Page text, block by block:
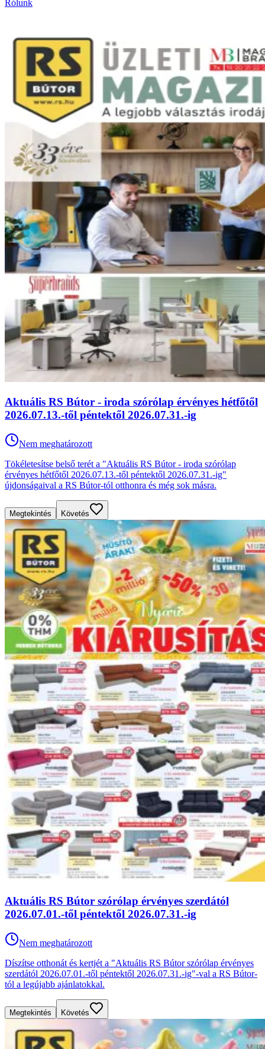
Rólunk
Aktuális RS Bútor - iroda szórólap érvényes hétfőtől
2026.07.13.-től péntektől 2026.07.31.-ig
Nem meghatározott
Tökéletesítse belső terét a "Aktuális RS Bútor - iroda szórólap
érvényes hétfőtől 2026.07.13.-től péntektől 2026.07.31.-ig"
újdonságaival a RS Bútor-tól otthonra és még sok másra.
Megtekintés Követés
Aktuális RS Bútor szórólap érvényes szerdától
2026.07.01.-től péntektől 2026.07.31.-ig
Nem meghatározott
Díszítse otthonát és kertjét a "Aktuális RS Bútor szórólap érvényes
szerdától 2026.07.01.-től péntektől 2026.07.31.-ig"-val a RS Bútor-
tól a legújabb ajánlatokkal.
Megtekintés Követés